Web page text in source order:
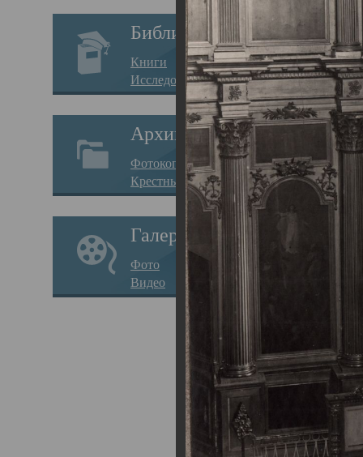
Библиотека
Книги
Исследования
Архив
Фотокопии дел
Крестные ходы
Галерея
Фото
Видео